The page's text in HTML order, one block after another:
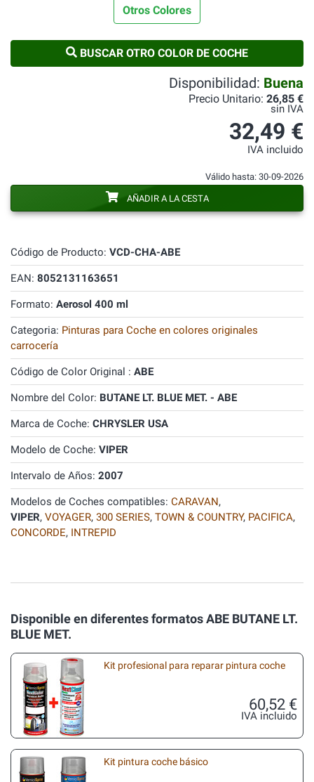
Otros Colores
BUSCAR OTRO COLOR DE COCHE
Código de Producto: VCD-CHA-ABE
EAN: 8052131163651
Formato: Aerosol 400 ml
Categoria: Pinturas para Coche en colores originales
carrocería
Código de Color Original : ABE
Nombre del Color: BUTANE LT. BLUE MET. - ABE
Marca de Coche: CHRYSLER USA
Modelo de Coche: VIPER
Intervalo de Años: 2007
Modelos de Coches compatibles: CARAVAN,
VIPER, VOYAGER, 300 SERIES, TOWN & COUNTRY, PACIFICA,
CONCORDE, INTREPID
Disponibilidad: Buena
Precio Unitario: 26,85 €
sin IVA
32,49 €
IVA incluido
Válido hasta: 30-09-2026
AÑADIR A LA CESTA
Disponible en diferentes formatos ABE BUTANE LT.
BLUE MET.
Kit profesional para reparar pintura coche
60,52 €
IVA incluido
Kit pintura coche básico